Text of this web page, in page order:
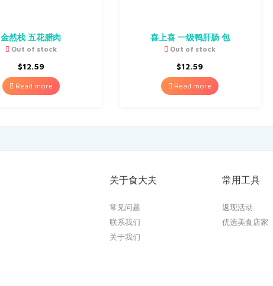
金然栈 五花腊肉
Out of stock
$12.59
Read more
喜上喜 一级鸭肝肠 包
Out of stock
$12.59
Read more
关于食大夫
常见问题
联系我们
关于我们
常用工具
返现活动
优选美食店家